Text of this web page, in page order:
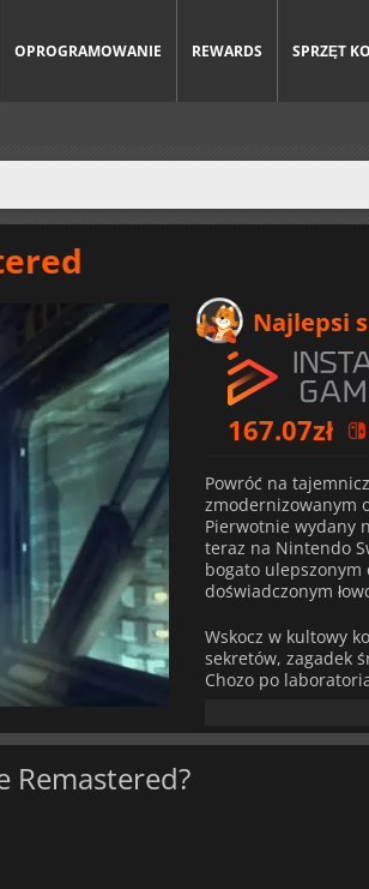
OPROGRAMOWANIE REWARDS SPRZĘT
Najlepsi
167.07zł
Powróć na
zmodernizowanym
Pierwotnie wydany
teraz na Nintendo
bogato
doświadczonym
Wskocz w kultowy
sekretów, zagadek
Chozo po
przerobiony z
ulepszonymi
szczegółach.
odblokowują nowe
niedostępnych
ruchowi dwoma
preferowanego
Remastered?